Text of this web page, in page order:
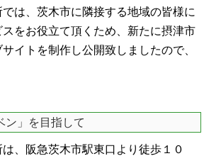
は、茨木市に隣接する地域の皆様に
をお役立て頂くため、新たに摂津市
イトを制作し公開致しましたので、
ン」を目指して
、阪急茨木市駅東口より徒歩１０